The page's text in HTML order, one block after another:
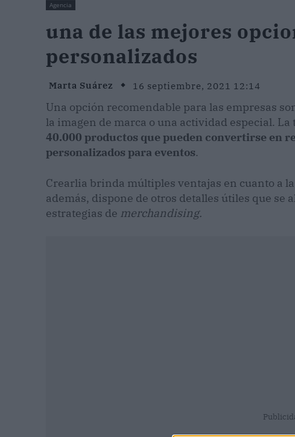
Agencia
una de las mejores
personalizados
Marta Suárez 16 septiembre, 2021 12:14
Una opción recomendable para las empresas
la imagen de marca o una actividad especial. La
40.000 productos que pueden convertirse en
personalizados para eventos.
Crearlia brinda múltiples ventajas en cuanto a
además, dispone de otros detalles útiles que se
estrategias de merchandising.